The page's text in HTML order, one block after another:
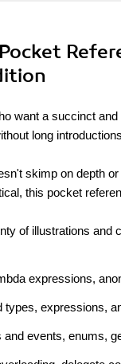
want a succinct
long
skimp on depth
this pocket
of illustrations and
expressions,
expressions,
events, enums,